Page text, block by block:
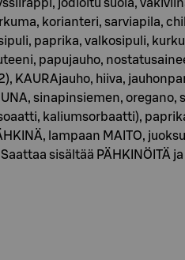
jodioitu suola,
korianteri, sarviapila,
paprika, valkosipuli,
papujauho,
KAURAjauho, hiiva,
sinapinsiemen,
kaliumsorbaatti),
lampaan MAITO,
sisältää PÄHKINÖITÄ ja